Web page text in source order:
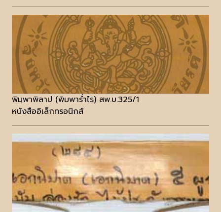
พิมฺพาพิลาป (พิมพาร่ำไร) สพ.บ.325/1
หนังสืออิเล็กทรอนิกส์